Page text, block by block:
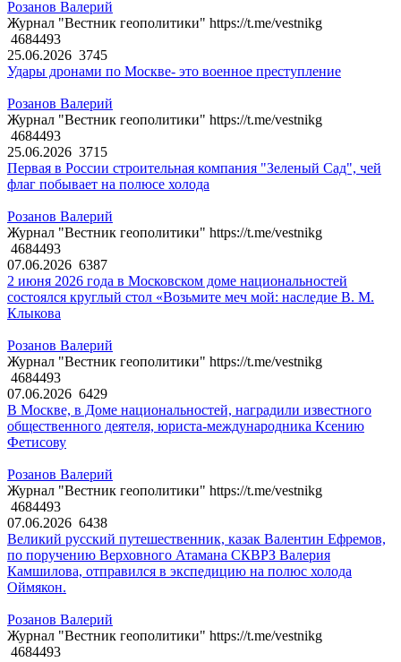
Розанов Валерий
Журнал "Вестник геополитики" https://t.me/vestnikg
4684493
25.06.2026 3745
Удары дронами по Москве- это военное преступление
Розанов Валерий
Журнал "Вестник геополитики" https://t.me/vestnikg
4684493
25.06.2026 3715
Первая в России строительная компания "Зеленый Сад", чей
флаг побывает на полюсе холода
Розанов Валерий
Журнал "Вестник геополитики" https://t.me/vestnikg
4684493
07.06.2026 6387
2 июня 2026 года в Московском доме национальностей
состоялся круглый стол «Возьмите меч мой: наследие В. М.
Клыкова
Розанов Валерий
Журнал "Вестник геополитики" https://t.me/vestnikg
4684493
07.06.2026 6429
В Москве, в Доме национальностей, наградили известного
общественного деятеля, юриста-международника Ксению
Фетисову
Розанов Валерий
Журнал "Вестник геополитики" https://t.me/vestnikg
4684493
07.06.2026 6438
Великий русский путешественник, казак Валентин Ефремов,
по поручению Верховного Атамана СКВРЗ Валерия
Камшилова, отправился в экспедицию на полюс холода
Оймякон.
Розанов Валерий
Журнал "Вестник геополитики" https://t.me/vestnikg
4684493